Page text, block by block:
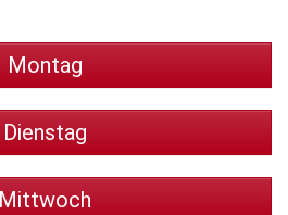
Montag
Dienstag
Mittwoch